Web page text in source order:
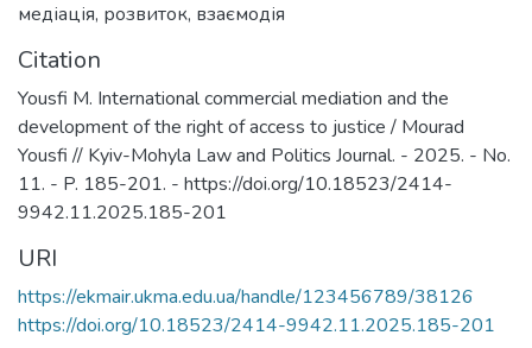
медіація, розвиток, взаємодія
Citation
Yousfi M. International commercial mediation and the
development of the right of access to justice / Mourad
Yousfi // Kyiv-Mohyla Law and Politics Journal. - 2025. - No.
11. - P. 185-201. - https://doi.org/10.18523/2414-
9942.11.2025.185-201
URI
https://ekmair.ukma.edu.ua/handle/123456789/38126
https://doi.org/10.18523/2414-9942.11.2025.185-201